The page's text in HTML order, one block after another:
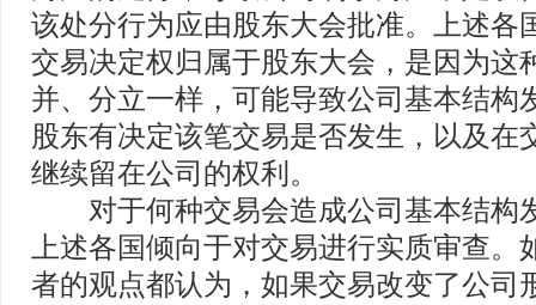
该处分行为应由股东大会批准。上述各
交易决定权归属于股东大会，是因为这
并、分立一样，可能导致公司基本结构
股东有决定该笔交易是否发生，以及在
继续留在公司的权利。
对于何种交易会造成公司基本结构
上述各国倾向于对交易进行实质审查。
者的观点都认为，如果交易改变了公司